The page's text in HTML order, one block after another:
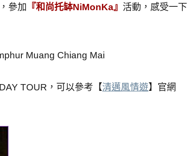
參加
『和尚托缽NiMonKa』 活動，感受一下
Muang Chiang Mai
TOUR，可以參考【清邁風情遊】官網